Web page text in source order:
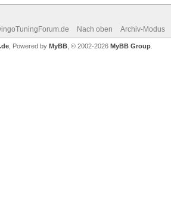
Nach oben Archiv-Modus
, Powered by MyBB , © 2002-2026 MyBB Group